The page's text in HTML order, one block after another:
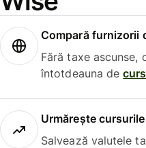
Compară furnizorii
Fără taxe ascunse,
întotdeauna de
Urmărește
Salvează valutele